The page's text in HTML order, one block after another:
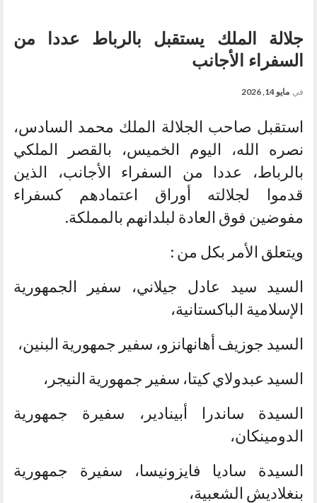
جلالة الملك يستقبل بالرباط عددا من
السفراء الأجانب
في مايو 14, 2026
استقبل صاحب الجلالة الملك محمد السادس،
نصره الله، اليوم الخميس، بالقصر الملكي
بالرباط، عددا من السفراء الأجانب، الذين
قدموا لجلالته أوراق اعتمادهم كسفراء
مفوضين فوق العادة لبلدانهم بالمملكة.
ويتعلق الأمر بكل من :
السيد سيد عادل جيلاني، سفير الجمهورية
الإسلامية الباكستانية،
السيد جوزيف أهانهانزو، سفير جمهورية البنين،
السيد عبدولاي كيتا، سفير جمهورية النيجر،
السيدة ساندرا أبينادير، سفيرة جمهورية
الدومينكان،
السيدة ساديا فايزونيسا، سفيرة جمهورية
بنغلاديش الشعبية،